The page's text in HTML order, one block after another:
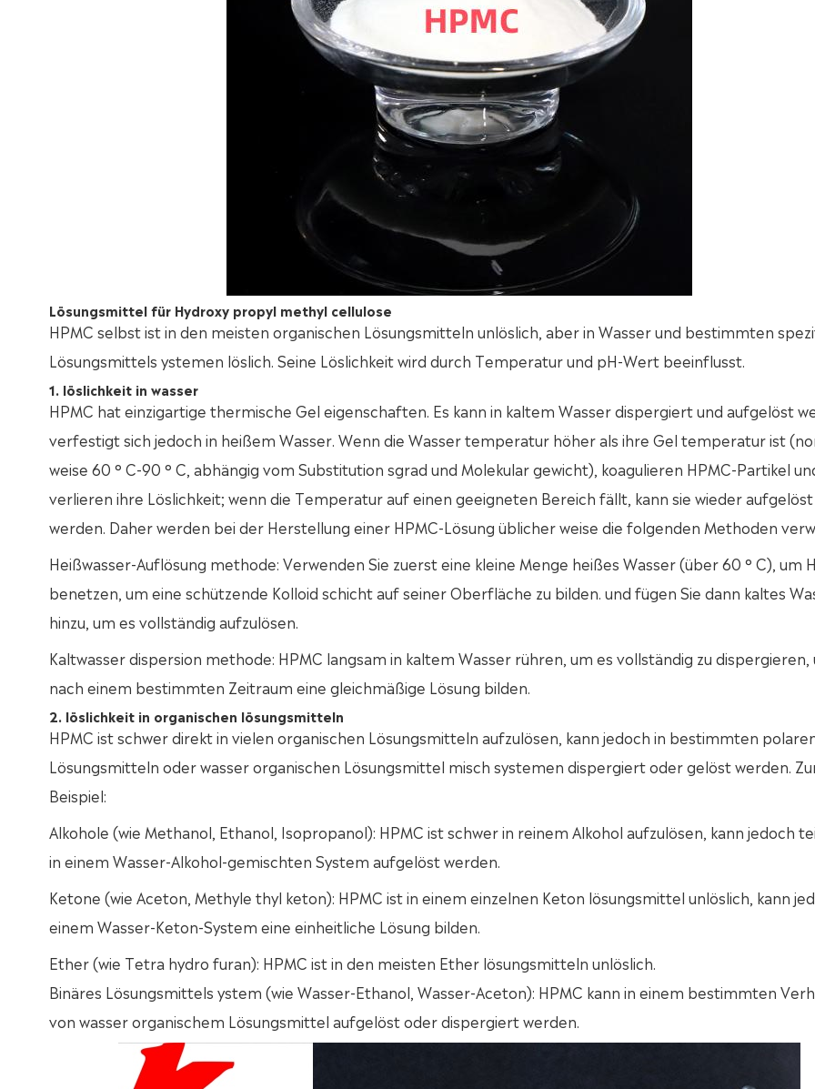
Lösungsmittel für Hydroxy propyl methyl cellulose
HPMC selbst ist in den meisten organischen Lösungsmitteln unlöslich, aber in Wasser und bestimmten
Lösungsmittels ystemen löslich. Seine Löslichkeit wird durch Temperatur und pH-Wert beeinflusst.
1. löslichkeit in wasser
HPMC hat einzigartige thermische Gel eigenschaften. Es kann in kaltem Wasser dispergiert und aufgelöst
verfestigt sich jedoch in heißem Wasser. Wenn die Wasser temperatur höher als ihre Gel temperatur ist
weise 60 ° C-90 ° C, abhängig vom Substitution sgrad und Molekular gewicht), koagulieren HPMC-Partikel
verlieren ihre Löslichkeit; wenn die Temperatur auf einen geeigneten Bereich fällt, kann sie wieder aufgelöst
werden. Daher werden bei der Herstellung einer HPMC-Lösung üblicher weise die folgenden Methoden
Heißwasser-Auflösung methode: Verwenden Sie zuerst eine kleine Menge heißes Wasser (über 60 ° C), um
benetzen, um eine schützende Kolloid schicht auf seiner Oberfläche zu bilden. und fügen Sie dann kaltes
hinzu, um es vollständig aufzulösen.
Kaltwasser dispersion methode: HPMC langsam in kaltem Wasser rühren, um es vollständig zu dispergieren,
nach einem bestimmten Zeitraum eine gleichmäßige Lösung bilden.
2. löslichkeit in organischen lösungsmitteln
HPMC ist schwer direkt in vielen organischen Lösungsmitteln aufzulösen, kann jedoch in bestimmten
Lösungsmitteln oder wasser organischen Lösungsmittel misch systemen dispergiert oder gelöst werden.
Beispiel:
Alkohole (wie Methanol, Ethanol, Isopropanol): HPMC ist schwer in reinem Alkohol aufzulösen, kann jedoch
in einem Wasser-Alkohol-gemischten System aufgelöst werden.
Ketone (wie Aceton, Methyle thyl keton): HPMC ist in einem einzelnen Keton lösungsmittel unlöslich, kann
einem Wasser-Keton-System eine einheitliche Lösung bilden.
Ether (wie Tetra hydro furan): HPMC ist in den meisten Ether lösungsmitteln unlöslich.
Binäres Lösungsmittels ystem (wie Wasser-Ethanol, Wasser-Aceton): HPMC kann in einem bestimmten
von wasser organischem Lösungsmittel aufgelöst oder dispergiert werden.